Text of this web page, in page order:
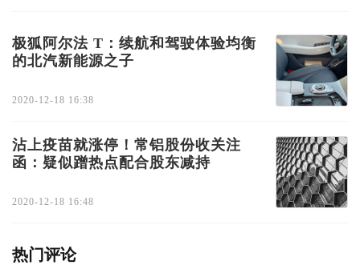
极狐阿尔法 T：续航和驾驶体验均衡
的北汽新能源之子
2020-12-18 16:38
沾上疫苗就涨停！常铝股份收关注
函：疑似蹭热点配合股东减持
2020-12-18 16:48
热门评论